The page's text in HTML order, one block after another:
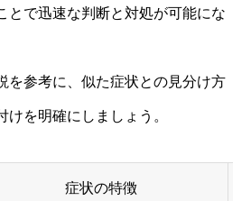
とで迅速な判断と対処が可能にな
を参考に、似た症状との見分け方
けを明確にしましょう。
症状の特徴